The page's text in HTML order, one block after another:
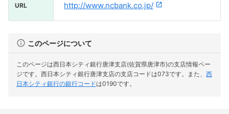
URL http://www.ncbank.co.jp/
このページについて
このページは西日本シティ銀行唐津支店(佐賀県唐津市)の支店情報ペー
ジです。 西日本シティ銀行唐津支店の支店コードは073です。 また、 西
日本シティ銀行の銀行コードは0190です。